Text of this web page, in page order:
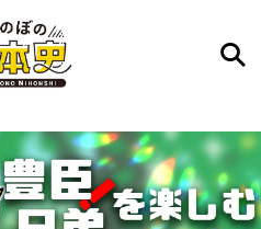
物、時代などを入力して
検索結果を提示するよ（嘘